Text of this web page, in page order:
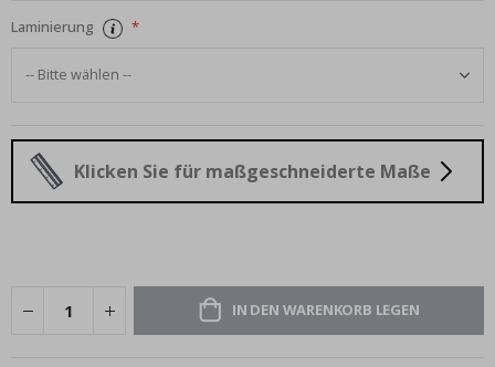
Laminierung
Klicken Sie für maßgeschneiderte Maße
IN DEN WARENKORB LEGEN